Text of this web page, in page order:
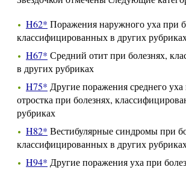
H62* Поражения наружного уха при
классифицированных в других
H67* Средний отит при болезнях,
в других рубриках
H75* Другие поражения среднего
отростка при болезнях,
рубриках
H82* Вестибулярные синдромы при
классифицированных в других
H94* Другие поражения уха при